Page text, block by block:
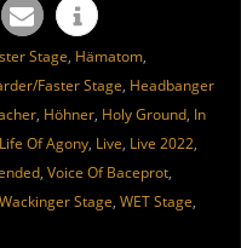
Stage, Hämatom,
Faster Stage, Headbanger
, Höhner, Holy Ground, In
Life Of Agony, Live, Live 2022,
, Voice Of Baceprot,
Wackinger Stage, WET Stage,